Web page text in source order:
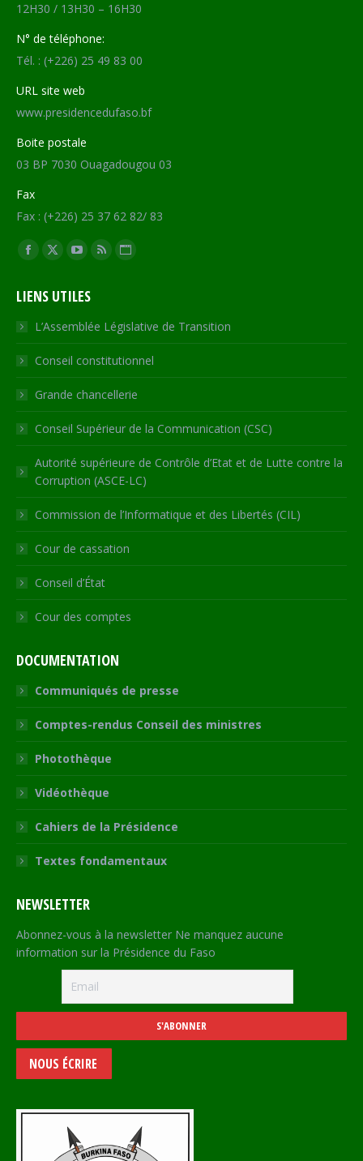
12H30 / 13H30 – 16H30
N° de téléphone:
Tél. : (+226) 25 49 83 00
URL site web
www.presidencedufaso.bf
Boite postale
03 BP 7030 Ouagadougou 03
Fax
Fax : (+226) 25 37 62 82/ 83
Trouvez nous sur :
Facebook
opens
in
new
window
X
opens
in
new
window
YouTube
opens
in
new
window
RSS
in
new
window
Site
opens
in
new
LIENS UTILES
L’Assemblée Législative de Transition
Conseil constitutionnel
Grande chancellerie
Conseil Supérieur de la Communication (CSC)
Autorité supérieure de Contrôle d’Etat et de Lutte contre la
Corruption (ASCE-LC)
Commission de l’Informatique et des Libertés (CIL)
Cour de cassation
Conseil d’État
Cour des comptes
DOCUMENTATION
Communiqués de presse
Comptes-rendus Conseil des ministres
Photothèque
Vidéothèque
Cahiers de la Présidence
Textes fondamentaux
NEWSLETTER
Abonnez-vous à la newsletter Ne manquez aucune
information sur la Présidence du Faso
NOUS ÉCRIRE